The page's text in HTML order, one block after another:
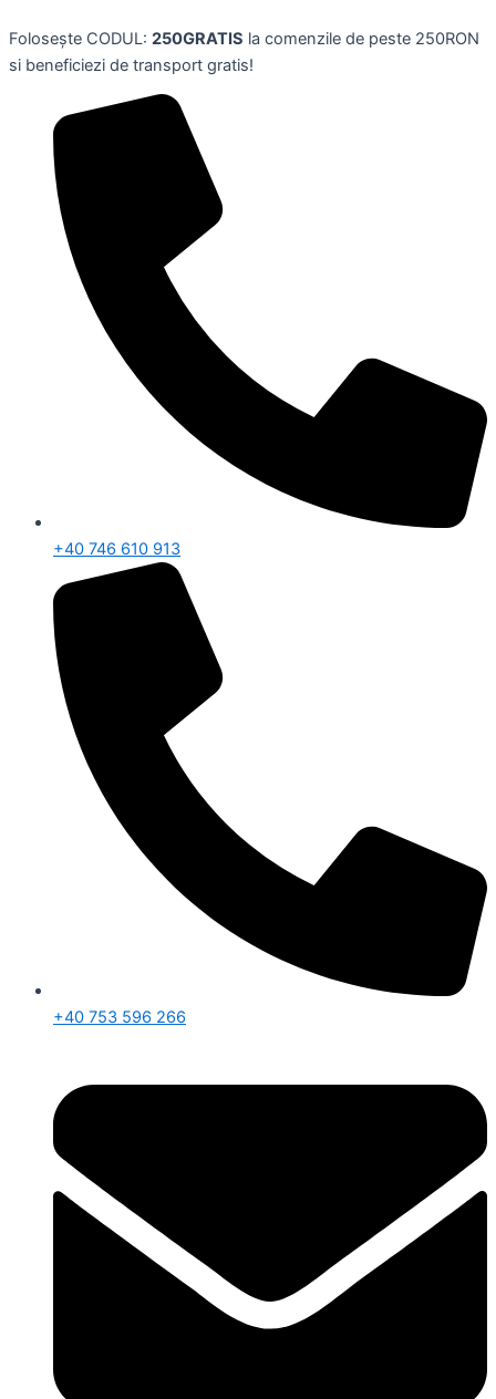
to
content
Folosește CODUL: 250GRATIS la comenzile de peste 250RON
si beneficiezi de transport gratis!
+40 746 610 913
+40 753 596 266
fortifiant
Phytophanere,
250
quantity